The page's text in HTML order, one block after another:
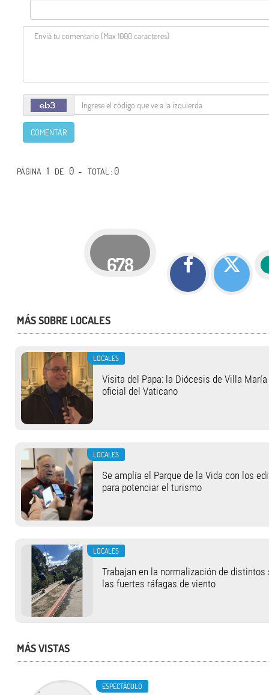
COMENTAR
PÁGINA 1 DE 0 -TOTAL: 0
678
MÁS SOBRE LOCALES
LOCALES
Visita del Papa: la Diócesis de Villa
oficial del Vaticano
LOCALES
Se amplía el Parque de la Vida con los
para potenciar el turismo
LOCALES
Trabajan en la normalización de
las fuertes ráfagas de viento
MÁS VISTAS
ESPECTÁCULO